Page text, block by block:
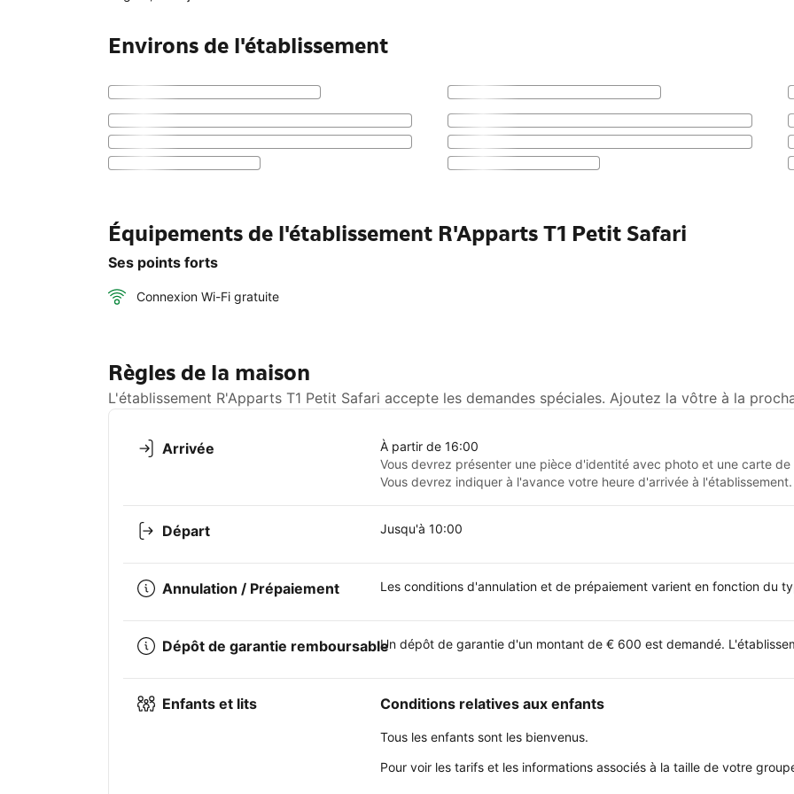
Environs de l'établissement
Équipements de l'établissement R'Apparts T1 Petit Safari
Ses points forts
Connexion Wi-Fi gratuite
Règles de la maison
L'établissement R'Apparts T1 Petit Safari accepte les demandes spéciales. Ajoutez la vôtre à la
Arrivée
À partir de 16:00
Vous devrez présenter une pièce d'identité avec photo et une carte
Vous devrez indiquer à l'avance votre heure d'arrivée à l'établissement.
Départ Jusqu'à 10:00
Annulation / Prépaiement Les conditions d'annulation et de prépaiement varient en fonction du
Dépôt de garantie remboursableUn dépôt de garantie d'un montant de € 600 est demandé.
Enfants et lits Conditions relatives aux enfants
Tous les enfants sont les bienvenus.
Pour voir les tarifs et les informations associés à la taille de votre